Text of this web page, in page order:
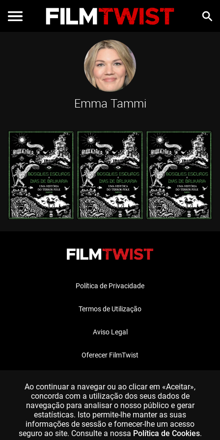
Emma Tammi
Política de Privacidade
Termos de Utilização
Aviso Legal
Oferecer FilmTwist
Ao continuar a navegar ou ao clicar em «Aceitar»,
concorda com a utilização dos seus dados de
navegação para analisar o nosso público e gerar
estatísticas. Isto permite-lhe manter as suas
informações de sessão e fornecer-lhe um acesso
seguro ao site. Consulte a nossa Política de Cookies.